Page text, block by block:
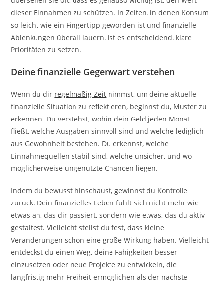
dieser Einnahmen zu schützen. In Zeiten, in denen Konsum
so leicht wie ein Fingertipp geworden ist und finanzielle
Ablenkungen überall lauern, ist es entscheidend, klare
Prioritäten zu setzen.
Deine finanzielle Gegenwart verstehen
Wenn du dir regelmäßig Zeit nimmst, um deine aktuelle
finanzielle Situation zu reflektieren, beginnst du, Muster zu
erkennen. Du verstehst, wohin dein Geld jeden Monat
fließt, welche Ausgaben sinnvoll sind und welche lediglich
aus Gewohnheit bestehen. Du erkennst, welche
Einnahmequellen stabil sind, welche unsicher, und wo
möglicherweise ungenutzte Chancen liegen.
Indem du bewusst hinschaust, gewinnst du Kontrolle
zurück. Dein finanzielles Leben fühlt sich nicht mehr wie
etwas an, das dir passiert, sondern wie etwas, das du aktiv
gestaltest. Vielleicht stellst du fest, dass kleine
Veränderungen schon eine große Wirkung haben. Vielleicht
entdeckst du einen Weg, deine Fähigkeiten besser
einzusetzen oder neue Projekte zu entwickeln, die
langfristig mehr Freiheit ermöglichen als der nächste